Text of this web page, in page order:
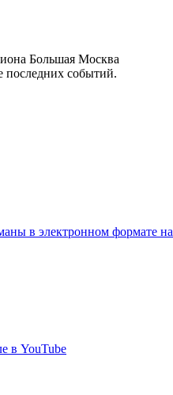
Большая Москва
последних событий.
в электронном формате на
в YouTube